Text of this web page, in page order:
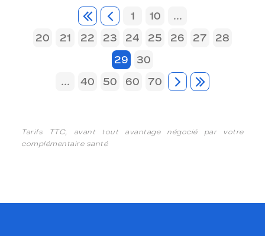
1 10
...
20
21 22 23 24 25 26 27
28
29
30
...
40 50 60 70
Tarifs TTC, avant tout avantage négocié par votre
complémentaire santé